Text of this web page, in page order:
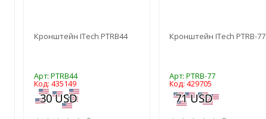
Кронштейн ITech PTRB44
Арт: PTRB44
Код: 435149
Кронштейн ITech PTRB-77
Арт: PTRB-77
Код: 429705